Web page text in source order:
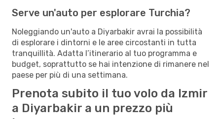
Serve un'auto per esplorare Turchia?
Noleggiando un'auto a Diyarbakir avrai la possibilità
di esplorare i dintorni e le aree circostanti in tutta
tranquillità. Adatta l’itinerario al tuo programma e
budget, soprattutto se hai intenzione di rimanere nel
paese per più di una settimana.
Prenota subito il tuo volo da Izmir
a Diyarbakir a un prezzo più